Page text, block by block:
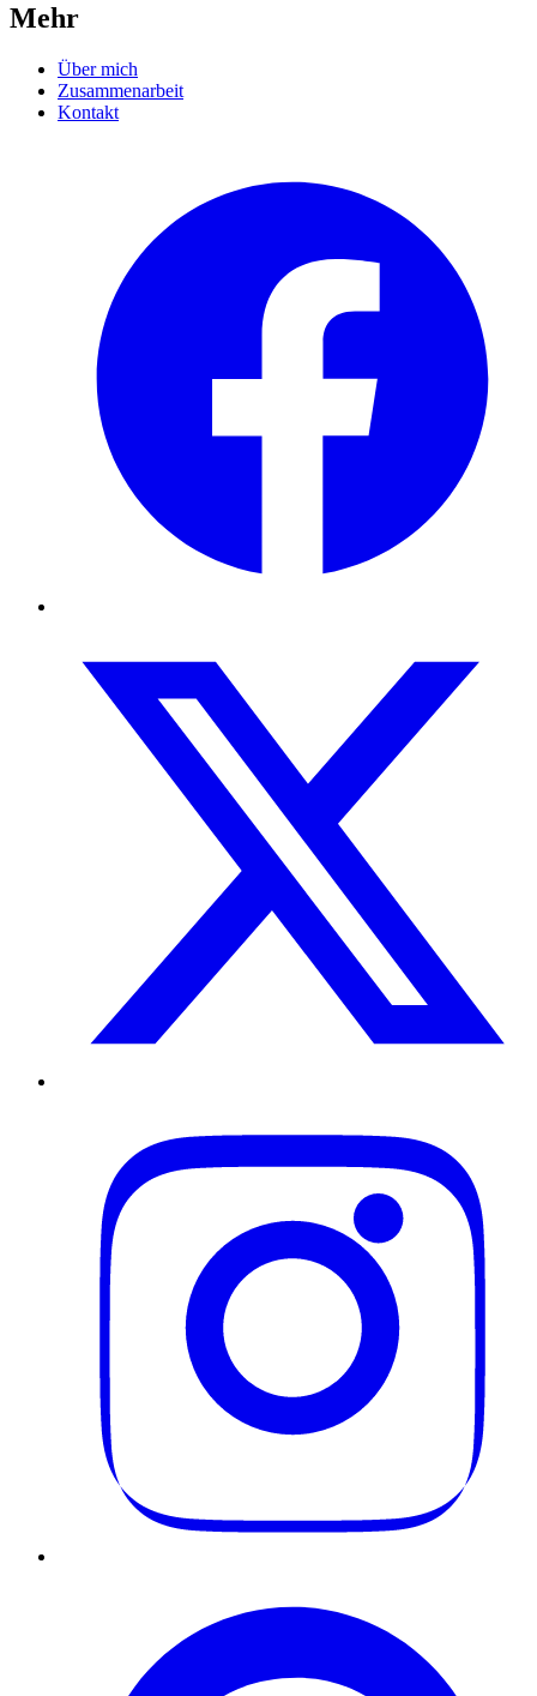
Mehr
Über mich
Zusammenarbeit
Kontakt